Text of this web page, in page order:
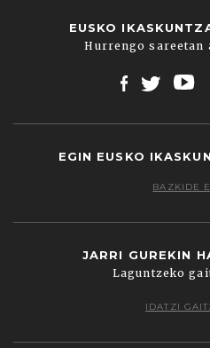
EUSKO
Hurrengo sareetan
EGIN EUSKO
BAZKIDE
JARRI GUREKIN
Laguntzeko
IDATZI